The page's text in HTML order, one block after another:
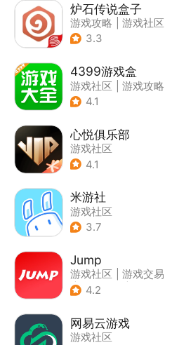
炉石传说盒子
游戏攻略
游戏社区
3.3
4399游戏盒
游戏社区
游戏攻略
4.1
心悦俱乐部
游戏社区
4.1
米游社
游戏社区
3.7
Jump
游戏社区
游戏交易
| 游戏周边
4.2
网易云游戏
游戏社区